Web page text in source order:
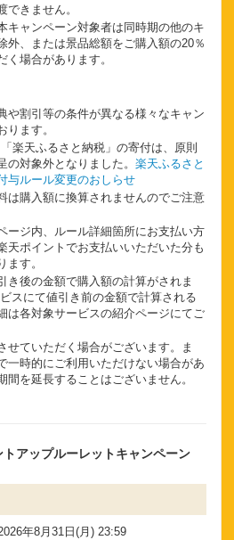
きません。
キャンペーン対象者は同時期の他のキ
外、または景品総額をご購入額の20％
く場合があります。
や割引等の条件が異なる様々なキャン
ります。
楽天ふるさと納税」の寄付は、原則
の対象外となりました。 楽天ふるさと
与ルール変更のおしらせ
は購入額に換算されませんのでご注意
ージ内、ルール詳細箇所にお支払い方
天ポイントでお支払いいただいた分も
ます。
き後の金額で購入額の計算がされま
スにて値引き前の金額で計算される
は各対象サービスの紹介ページにてご
せていただく場合がございます。ま
一時的にご利用いただけない場合があ
間を延長することはございません。
トアップルーレットキャンペーン
年8月31日(月) 23:59